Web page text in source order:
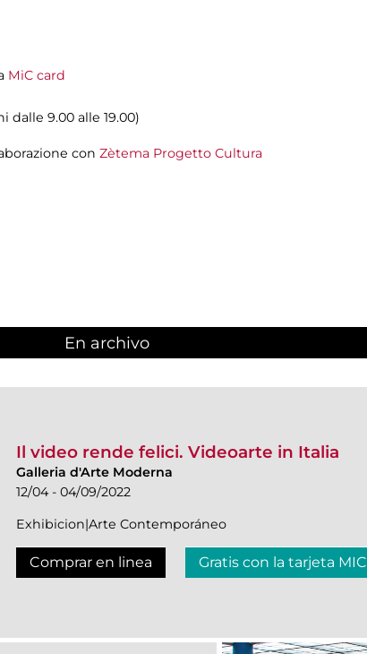
MiC card
9.00 alle 19.00)
con Zètema Progetto Cultura
En archivo
Il video rende felici. Videoarte in Italia
Galleria d'Arte Moderna
12/04 - 04/09/2022
Exhibicion|Arte Contemporáneo
Comprar en linea Gratis con la tarjeta MIC